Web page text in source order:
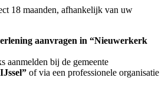
18 maanden, afhankelijk van uw
aanvragen in “Nieuwerkerk
aanmelden bij de gemeente
of via een professionele organisatie